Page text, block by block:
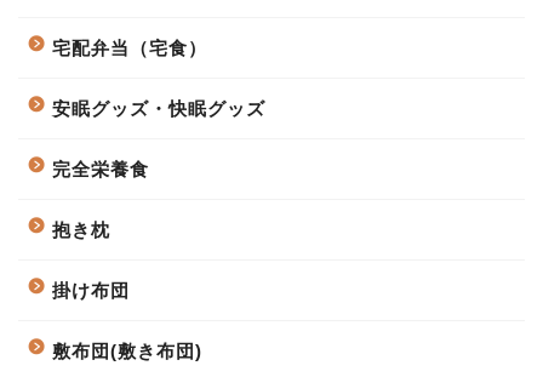
宅配弁当（宅食）
安眠グッズ・快眠グッズ
完全栄養食
抱き枕
掛け布団
敷布団(敷き布団)